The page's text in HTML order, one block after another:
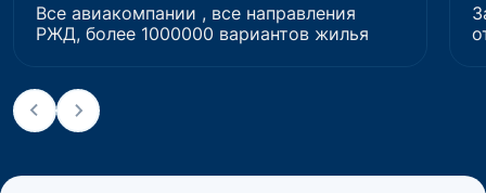
Все авиакомпании , все направления
РЖД, более 1000000 вариантов жилья